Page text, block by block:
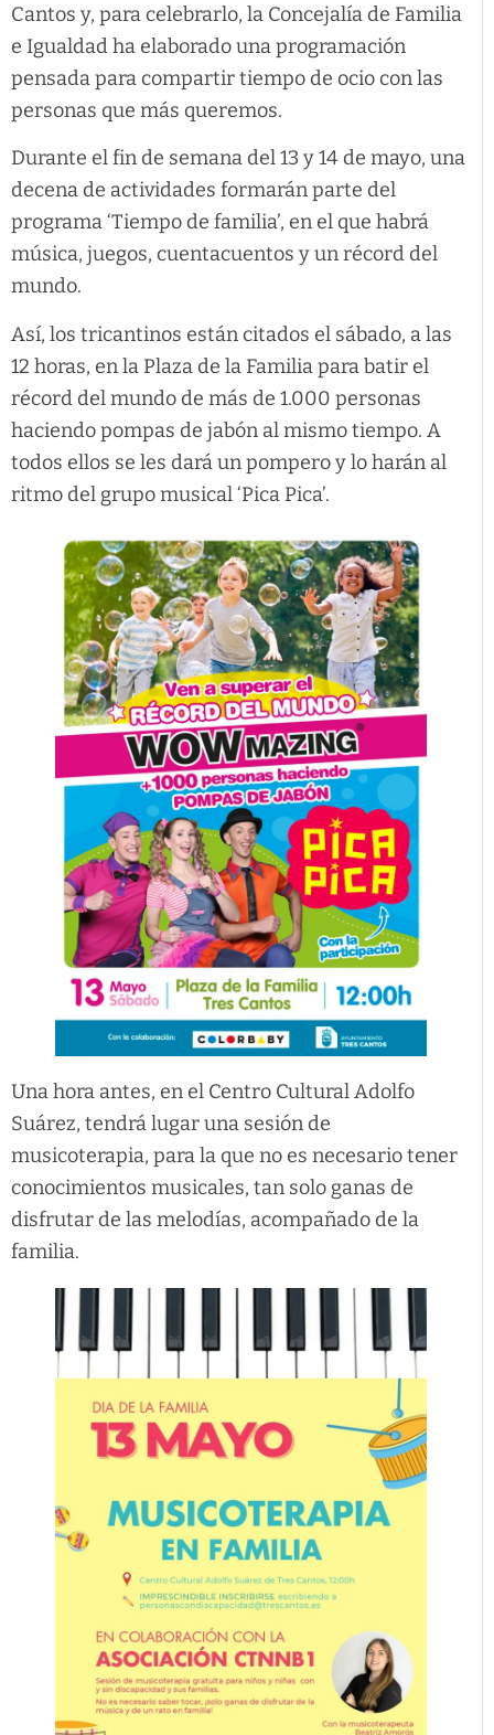
Cantos y, para celebrarlo, la Concejalía de Familia
e Igualdad ha elaborado una programación
pensada para compartir tiempo de ocio con las
personas que más queremos.
Durante el fin de semana del 13 y 14 de mayo, una
decena de actividades formarán parte del
programa ‘Tiempo de familia’, en el que habrá
música, juegos, cuentacuentos y un récord del
mundo.
Así, los tricantinos están citados el sábado, a las
12 horas, en la Plaza de la Familia para batir el
récord del mundo de más de 1.000 personas
haciendo pompas de jabón al mismo tiempo. A
todos ellos se les dará un pompero y lo harán al
ritmo del grupo musical ‘Pica Pica’.
Una hora antes, en el Centro Cultural Adolfo
Suárez, tendrá lugar una sesión de
musicoterapia, para la que no es necesario tener
conocimientos musicales, tan solo ganas de
disfrutar de las melodías, acompañado de la
familia.